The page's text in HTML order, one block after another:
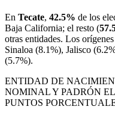
En Tecate, 42.5% de los
Baja California; el resto (
otras entidades. Los
Sinaloa (8.1%), Jalisco
(5.7%).
ENTIDAD DE
NOMINAL Y PADRÓN
PUNTOS